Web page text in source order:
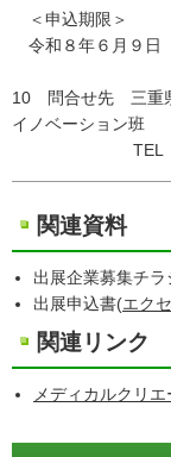
＜申込期限＞
令和８年６月９日
10 問合せ先 三重県
イノベーション班
TEL：059-
関連資料
出展企業募集チラ
出展申込書(エク
関連リンク
メディカルクリ